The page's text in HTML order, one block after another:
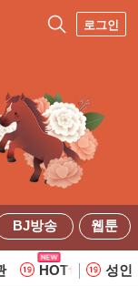
로그인
BJ방송 웹툰
HOT 웹
성인